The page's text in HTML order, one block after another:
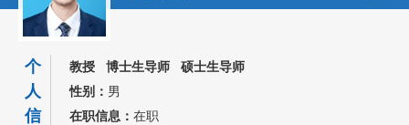
学生信息
我的相册
个
人
信
教授 博士生导师 硕士生导师
性别： 男
在职信息： 在职